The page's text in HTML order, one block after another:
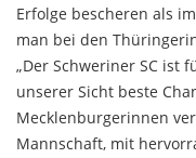
Erfolge bescheren als
man bei den
„Der Schweriner SC ist
unserer Sicht beste
Mecklenburgerinnen
Mannschaft, mit